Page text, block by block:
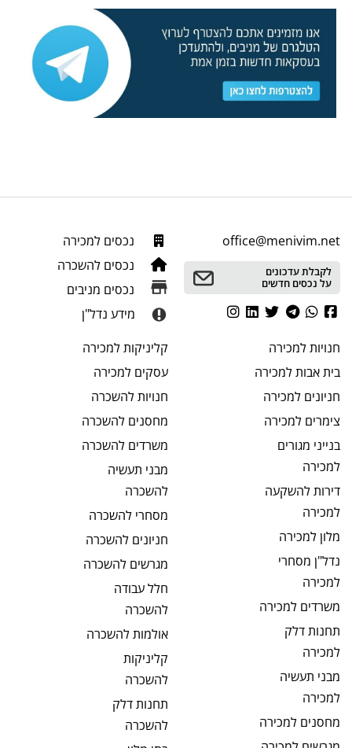
office@menivim.net
לקבלת עדכונים
על נכסים חדשים
נכסים למכירה
נכסים להשכרה
נכסים מניבים
מידע נדל"ן
חנויותלמכירה
בית אבותלמכירה
חניונים למכירה
צימרים למכירה
בנייני מגורים
למכירה
דירות להשקעה
למכירה
מלון למכירה
נדל"ן מסחרי
למכירה
משרדים למכירה
תחנות דלק
למכירה
מבני תעשיה
למכירה
מחסנים למכירה
קליניקותלמכירה
עסקים למכירה
חנויותלהשכרה
מחסנים להשכרה
משרדים להשכרה
מבני תעשיה
להשכרה
מסחרי להשכרה
חניונים להשכרה
מגרשים להשכרה
חלל עבודה
להשכרה
אולמותלהשכרה
קליניקות
להשכרה
תחנות דלק
להשכרה